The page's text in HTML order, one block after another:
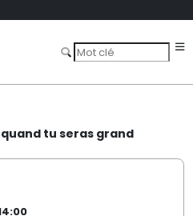
tu seras grand